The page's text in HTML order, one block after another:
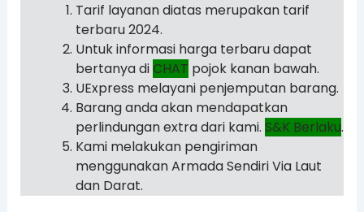
Tarif layanan diatas merupakan tarif
terbaru 2024.
Untuk informasi harga terbaru dapat
bertanya diCHAT pojok kanan bawah.
UExpress melayani penjemputan barang.
Barang anda akan mendapatkan
perlindungan extra dari kami. S&K Berlaku.
Kami melakukan pengiriman
menggunakan Armada Sendiri Via Laut
dan Darat.